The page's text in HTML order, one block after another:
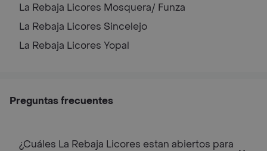
La Rebaja Licores Mosquera/ Funza
La Rebaja Licores Sincelejo
La Rebaja Licores Yopal
Preguntas frecuentes
¿Cuáles La Rebaja Licores estan abiertos para